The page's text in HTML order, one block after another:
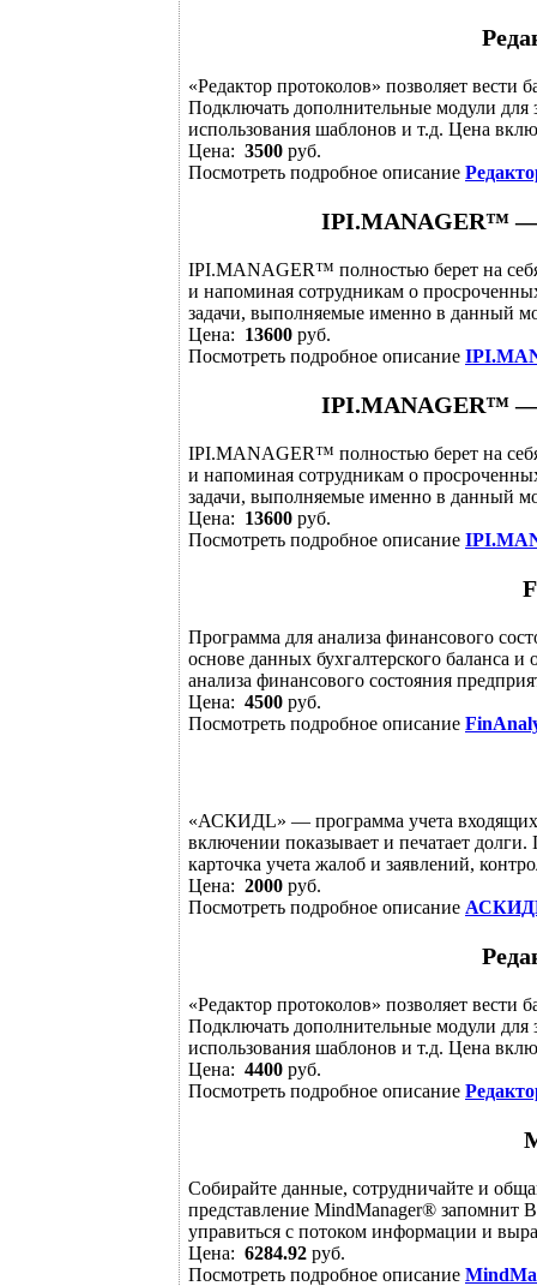
«Редактор протоколов» позволяет вести
Подключать дополнительные модули для
использования шаблонов и т.д. Цена
Цена: 3500 руб.
Посмотреть подробное описание
IPI.MANAGER™ —
IPI.MANAGER™ полностью берет на
и напоминая сотрудникам о
задачи, выполняемые именно в данный
Цена: 13600 руб.
Посмотреть подробное описание
IPI.MANAGER™ —
IPI.MANAGER™ полностью берет на
и напоминая сотрудникам о
задачи, выполняемые именно в данный
Цена: 13600 руб.
Посмотреть подробное описание
Программа для анализа финансового
основе данных бухгалтерского баланса
анализа финансового состояния
Цена: 4500 руб.
Посмотреть подробное описание
«АСКИДL» — программа учета
включении показывает и печатает
карточка учета жалоб и заявлений,
Цена: 2000 руб.
Посмотреть подробное описание
«Редактор протоколов» позволяет вести
Подключать дополнительные модули для
использования шаблонов и т.д. Цена
Цена: 4400 руб.
Посмотреть подробное описание
Собирайте данные, сотрудничайте и
представление MindManager® запомнит
управиться с потоком информации и
Цена: 6284.92 руб.
Посмотреть подробное описание